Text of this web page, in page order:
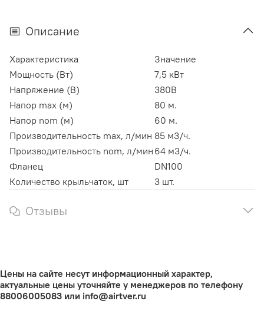
Описание
Характеристика
Значение
Мощность (Вт)
7,5 кВт
Напряжение (В)
380В
Напор max (м)
80 м.
Напор nom (м)
60 м.
Производительность max, л/мин 85 м3/ч.
Производительность nom, л/мин 64 м3/ч.
Фланец
DN100
Количество крыльчаток, шт
3 шт.
Отзывы
Цены на сайте несут информационный характер,
актуальные цены уточняйте у менеджеров по телефону
88006005083 или info@airtver.ru